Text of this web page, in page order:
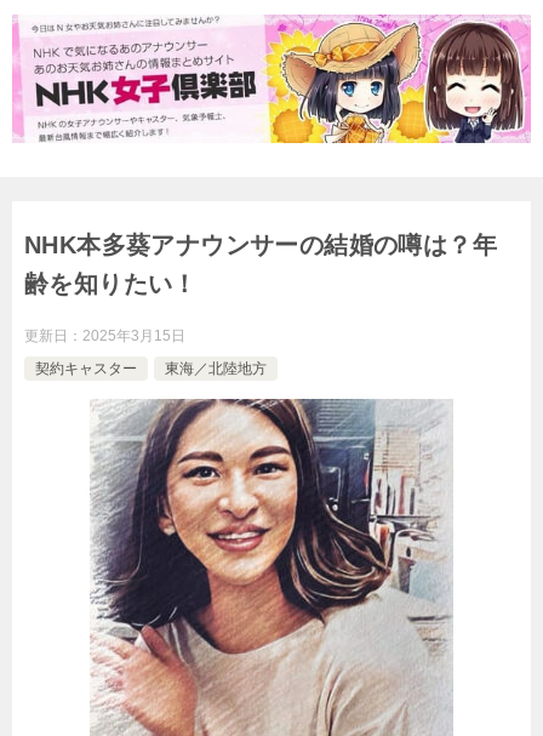
NHK本多葵アナウンサーの結婚の噂は？年
齢を知りたい！
更新日： 2025年3月15日
契約キャスター
東海／北陸地方